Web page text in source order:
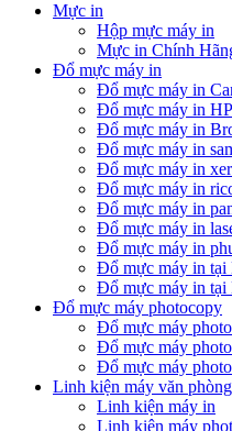
Mực in
Hộp mực máy in
Mực in Chính
Đổ mực máy in
Đổ mực máy in
Đổ mực máy in HP
Đổ mực máy in
Đổ mực máy in
Đổ mực máy in
Đổ mực máy in
Đổ mực máy in
Đổ mực máy in
Đổ mực máy in
Đổ mực máy in tại
Đổ mực máy in
Đổ mực máy photocopy
Đổ mực máy
Đổ mực máy
Đổ mực máy
Linh kiện máy văn phòng
Linh kiện máy in
Linh kiện máy